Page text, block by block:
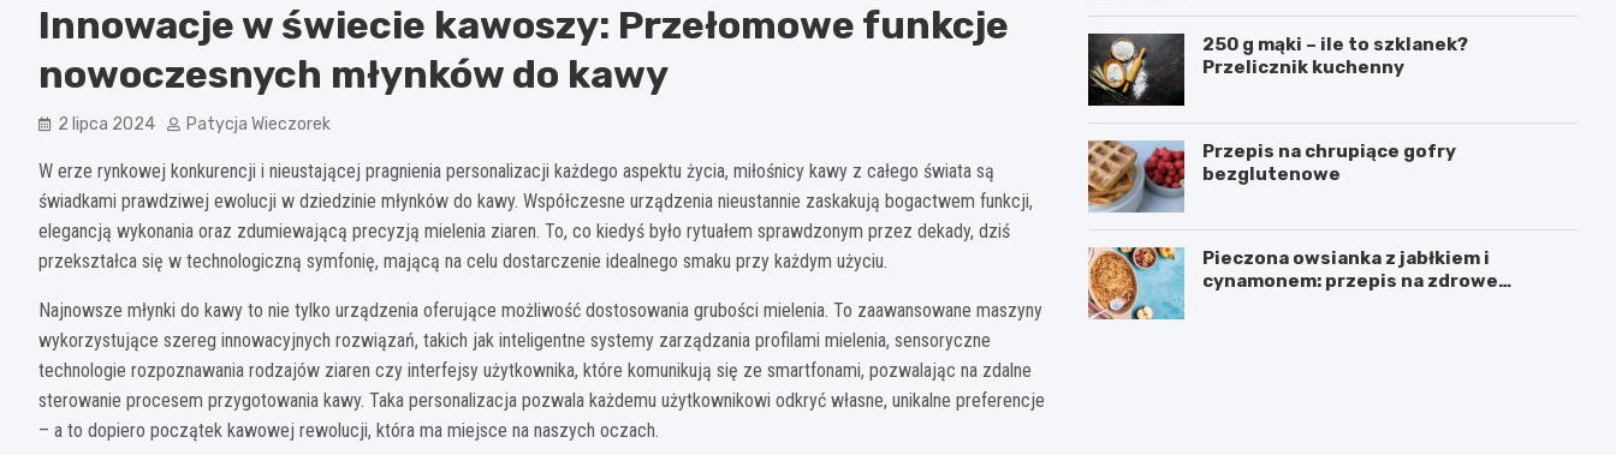
Innowacje w świecie kawoszy: Przełomowe funkcje
nowoczesnych młynków do kawy
2 lipca 2024 Patycja Wieczorek
W erze rynkowej konkurencji i nieustającej pragnienia personalizacji każdego aspektu życia, miłośnicy kawy z całego świata są
świadkami prawdziwej ewolucji w dziedzinie młynków do kawy. Współczesne urządzenia nieustannie zaskakują bogactwem funkcji,
elegancją wykonania oraz zdumiewającą precyzją mielenia ziaren. To, co kiedyś było rytuałem sprawdzonym przez dekady, dziś
przekształca się w technologiczną symfonię, mającą na celu dostarczenie idealnego smaku przy każdym użyciu.
Najnowsze młynki do kawy to nie tylko urządzenia oferujące możliwość dostosowania grubości mielenia. To zaawansowane maszyny
wykorzystujące szereg innowacyjnych rozwiązań, takich jak inteligentne systemy zarządzania profilami mielenia, sensoryczne
technologie rozpoznawania rodzajów ziaren czy interfejsy użytkownika, które komunikują się ze smartfonami, pozwalając na zdalne
sterowanie procesem przygotowania kawy. Taka personalizacja pozwala każdemu użytkownikowi odkryć własne, unikalne preferencje
– a to dopiero początek kawowej rewolucji, która ma miejsce na naszych oczach.
250 g mąki – ile to szklanek?
Przelicznik kuchenny
Przepis na chrupiące gofry
bezglutenowe
Pieczona owsianka z jabłkiem i
cynamonem: przepis na zdrowe